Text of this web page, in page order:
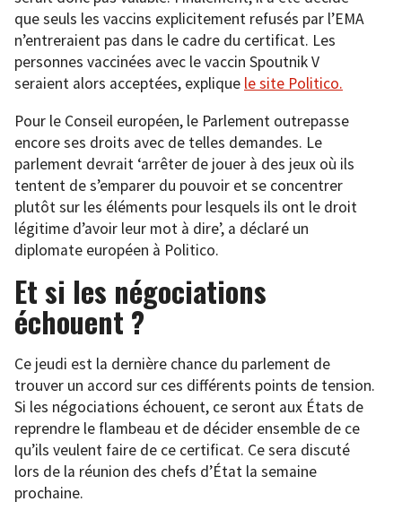
que seuls les vaccins explicitement refusés par l’EMA
n’entreraient pas dans le cadre du certificat. Les
personnes vaccinées avec le vaccin Spoutnik V
seraient alors acceptées, explique le site Politico.
Pour le Conseil européen, le Parlement outrepasse
encore ses droits avec de telles demandes. Le
parlement devrait ‘arrêter de jouer à des jeux où ils
tentent de s’emparer du pouvoir et se concentrer
plutôt sur les éléments pour lesquels ils ont le droit
légitime d’avoir leur mot à dire’, a déclaré un
diplomate européen à Politico.
Et si les négociations
échouent ?
Ce jeudi est la dernière chance du parlement de
trouver un accord sur ces différents points de tension.
Si les négociations échouent, ce seront aux États de
reprendre le flambeau et de décider ensemble de ce
qu’ils veulent faire de ce certificat. Ce sera discuté
lors de la réunion des chefs d’État la semaine
prochaine.